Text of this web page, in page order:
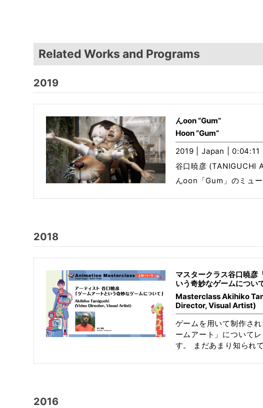
Related Works and Programs
2019
んoon ”Gum”
Hoon ”Gum”
2019 | Japan | 0:04:11
谷口暁彦 (TANIGUCHI
んoon「Gum」のミュー
2018
マスタークラス谷口暁彦
いう奇妙なゲームについ
Masterclass Akihiko
Director, Visual Artist)
ゲームを用いて制作さ
ームアート」について
す。 まだあまり知られ
2016